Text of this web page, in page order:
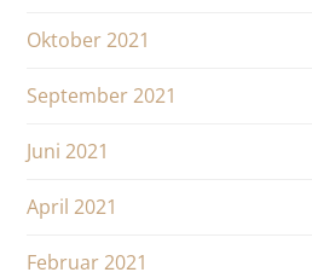
Oktober 2021
September 2021
Juni 2021
April 2021
Februar 2021